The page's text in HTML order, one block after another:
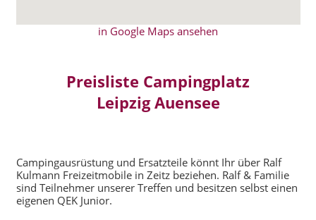
in Google Maps ansehen
Preisliste Campingplatz
Leipzig Auensee
Campingausrüstung und Ersatzteile könnt Ihr über Ralf
Kulmann Freizeitmobile in Zeitz beziehen. Ralf & Familie
sind Teilnehmer unserer Treffen und besitzen selbst einen
eigenen QEK Junior.